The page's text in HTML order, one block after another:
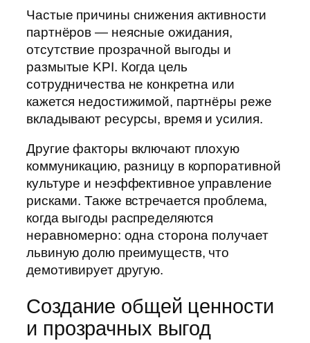
Частые причины снижения активности
партнёров — неясные ожидания,
отсутствие прозрачной выгоды и
размытые KPI. Когда цель
сотрудничества не конкретна или
кажется недостижимой, партнёры реже
вкладывают ресурсы, время и усилия.
Другие факторы включают плохую
коммуникацию, разницу в корпоративной
культуре и неэффективное управление
рисками. Также встречается проблема,
когда выгоды распределяются
неравномерно: одна сторона получает
львиную долю преимуществ, что
демотивирует другую.
Создание общей ценности
и прозрачных выгод